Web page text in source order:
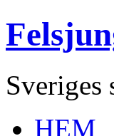
Sveriges
HEM